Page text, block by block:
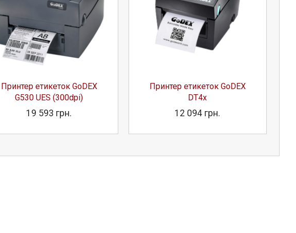
Принтер етикеток GoDEX
G530 UES (300dpi)
19 593 грн.
Принтер етикеток GoDEX
DT4x
12 094 грн.